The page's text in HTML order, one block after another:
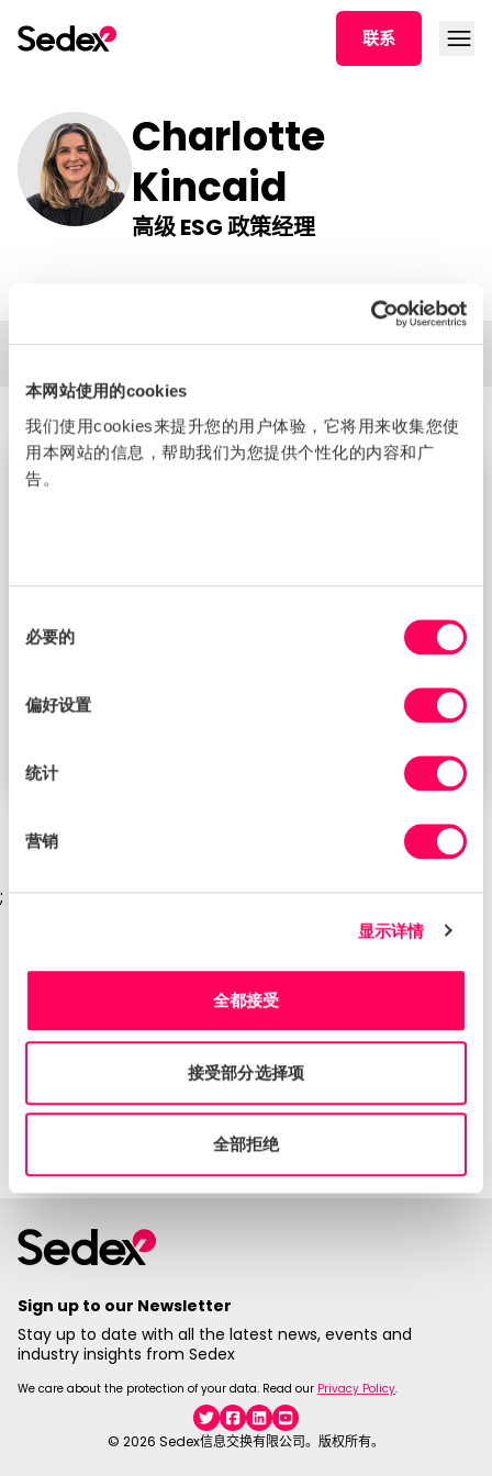
本网站使用的cookies
我们使用cookies来提升您的用户体验，它将用来收集您使
用本网站的信息，帮助我们为您提供个性化的内容和广
告。
必要的
偏好设置
统计
营销
显示详情
全都接受
接受部分选择项
全部拒绝
联系 打开
Charlotte
Kincaid
高级 ESG 政策经理
筛选框
《现代奴隶制法案》的十年：进展、挑战和 TISC 的
新指南
;
联系我们
会员
隐私
Sign up to our Newsletter
Stay up to date with all the latest news, events and
industry insights from Sedex
We care about the protection of your data. Read our Privacy Policy.
TwitterFacebook
Linkedin
YouTube
© 2026 Sedex信息交换有限公司。版权所有。